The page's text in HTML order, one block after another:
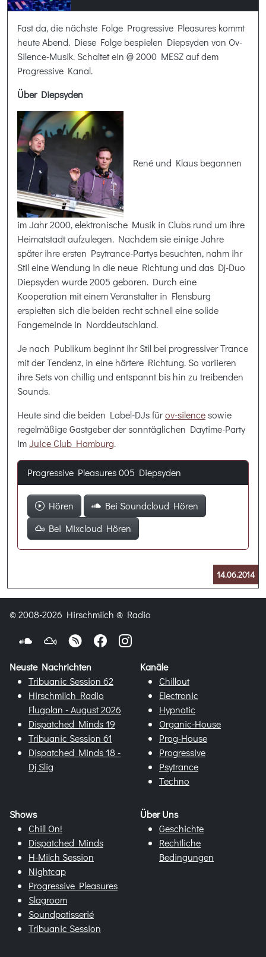
Fast da, die nächste Folge Progressive Pleasures kommt
heute Abend. Diese Folge bespielen Diepsyden von Ov-
Silence-Musik. Schaltet ein @ 2000 MESZ auf dem
Progressive Kanal.
Über Diepsyden
René und Klaus begannen
im Jahr 2000, elektronische Musik in Clubs rund um ihre
Heimatstadt aufzulegen. Nachdem sie einige Jahre
später ihre ersten Psytrance-Partys besuchten, nahm ihr
Stil eine Wendung in die neue Richtung und das Dj-Duo
Diepsyden wurde 2005 geboren. Durch eine
Kooperation mit einem Veranstalter in Flensburg
erspielten sich die beiden recht schnell eine solide
Fangemeinde in Norddeutschland.
Je nach Publikum beginnt ihr Stil bei progressiver Trance
mit der Tendenz, in eine härtere Richtung. So variieren
ihre Sets von chillig und entspannt bis hin zu treibenden
Sounds.
Heute sind die beiden Label-DJs fürov-silencesowie
regelmäßige Gastgeber der sonntäglichen Daytime-Party
imJuice Club Hamburg.
Progressive Pleasures 005 Diepsyden
Hören
Bei Soundcloud Hören
Bei Mixcloud Hören
14.06.2014
© 2008-2026 Hirschmilch ® Radio
Neuste Nachrichten
Tribuanic Session 62
Hirschmilch Radio
Flugplan - August 2026
Dispatched Minds 19
Tribuanic Session 61
Dispatched Minds 18 -
Dj Slig
Kanäle
Chillout
Electronic
Hypnotic
Organic-House
Prog-House
Progressive
Psytrance
Techno
Shows
Chill On!
Dispatched Minds
H-Milch Session
Nightcap
Progressive Pleasures
Slagroom
Soundpatisserié
Tribuanic Session
Über Uns
Geschichte
Rechtliche
Bedingungen